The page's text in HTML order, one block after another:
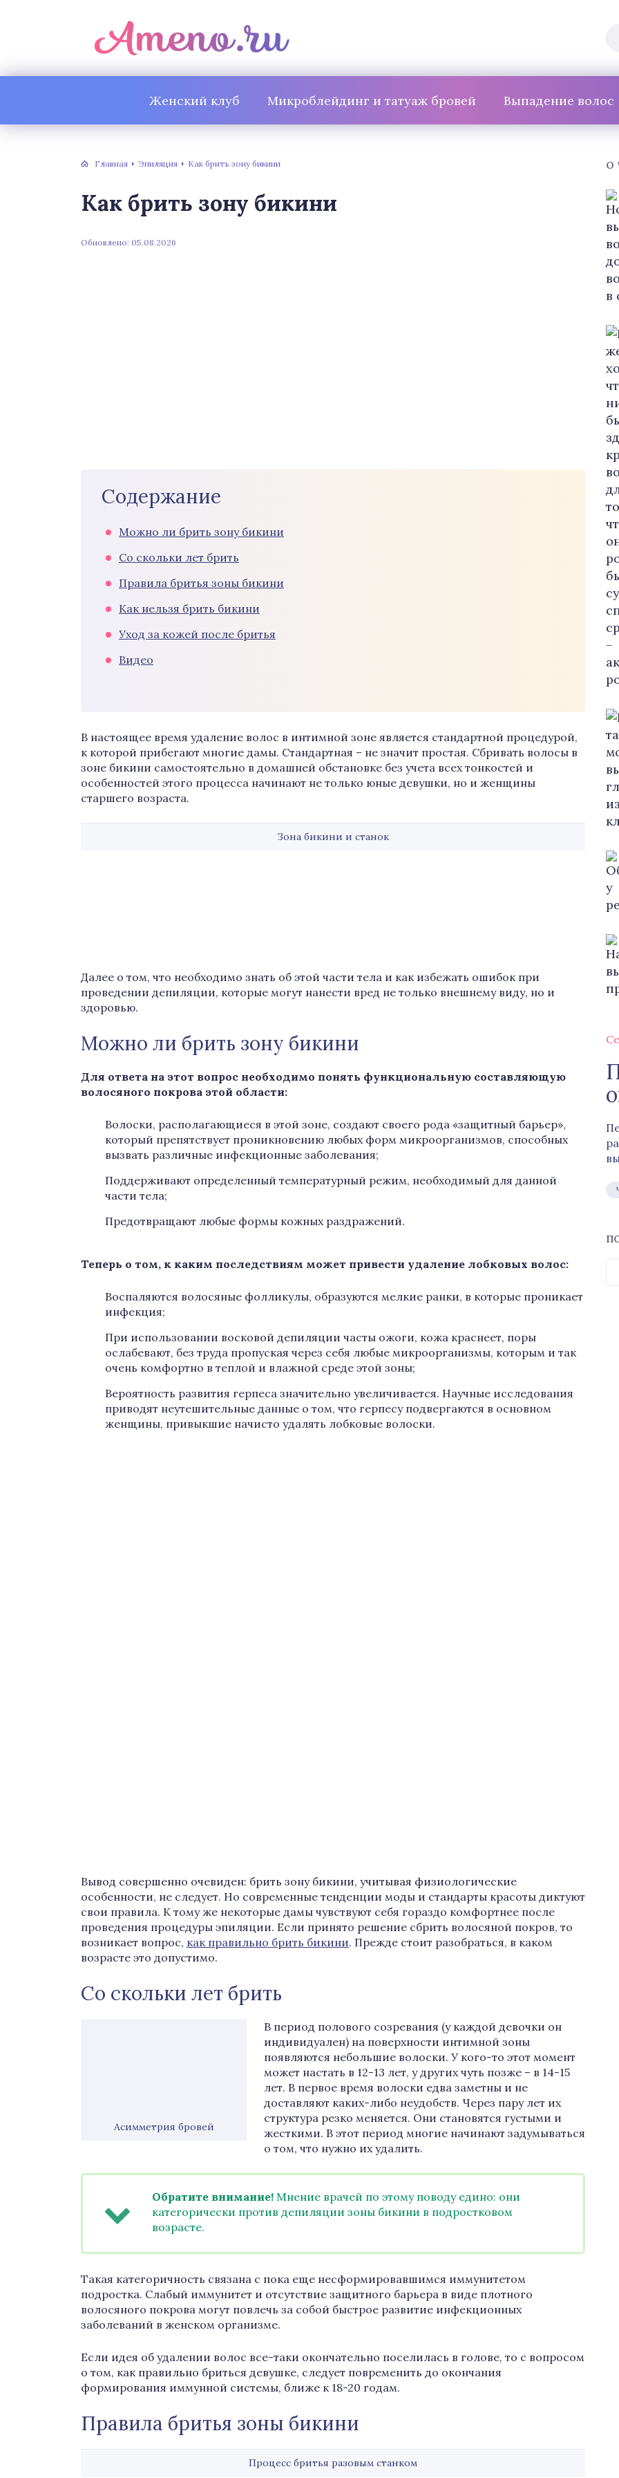
Женский клуб Микроблейдинг и татуаж бровей Выпадение волос
Главная Эпиляция Как брить зону бикини
Как брить зону бикини
Обновлено: 05.08.2026
Содержание
Можно ли брить зону бикини
Со скольки лет брить
Правила бритья зоны бикини
Как нельзя брить бикини
Уход за кожей после бритья
Видео
В настоящее время удаление волос в интимной зоне является стандартной процедурой,
к которой прибегают многие дамы. Стандартная – не значит простая. Сбривать волосы в
зоне бикини самостоятельно в домашней обстановке без учета всех тонкостей и
особенностей этого процесса начинают не только юные девушки, но и женщины
старшего возраста.
Зона бикини и станок
Далее о том, что необходимо знать об этой части тела и как избежать ошибок при
проведении депиляции, которые могут нанести вред не только внешнему виду, но и
здоровью.
Можно ли брить зону бикини
Для ответа на этот вопрос необходимо понять функциональную составляющую
волосяного покрова этой области:
Волоски, располагающиеся в этой зоне, создают своего рода «защитный барьер»,
который препятствует проникновению любых форм микроорганизмов, способных
вызвать различные инфекционные заболевания;
Поддерживают определенный температурный режим, необходимый для данной
части тела;
Предотвращают любые формы кожных раздражений.
Теперь о том, к каким последствиям может привести удаление лобковых волос:
Воспаляются волосяные фолликулы, образуются мелкие ранки, в которые проникает
инфекция;
При использовании восковой депиляции часты ожоги, кожа краснеет, поры
ослабевают, без труда пропуская через себя любые микроорганизмы, которым и так
очень комфортно в теплой и влажной среде этой зоны;
Вероятность развития герпеса значительно увеличивается. Научные исследования
приводят неутешительные данные о том, что герпесу подвергаются в основном
женщины, привыкшие начисто удалять лобковые волоски.
Вывод совершенно очевиден: брить зону бикини, учитывая физиологические
особенности, не следует. Но современные тенденции моды и стандарты красоты диктуют
свои правила. К тому же некоторые дамы чувствуют себя гораздо комфортнее после
проведения процедуры эпиляции. Если принято решение сбрить волосяной покров, то
возникает вопрос, как правильно брить бикини. Прежде стоит разобраться, в каком
возрасте это допустимо.
Со скольки лет брить
Асимметрия бровей
В период полового созревания (у каждой девочки он
индивидуален) на поверхности интимной зоны
появляются небольшие волоски. У кого-то этот момент
может настать в 12-13 лет, у других чуть позже – в 14-15
лет. В первое время волоски едва заметны и не
доставляют каких-либо неудобств. Через пару лет их
структура резко меняется. Они становятся густыми и
жесткими. В этот период многие начинают задумываться
о том, что нужно их удалить.
Обратите внимание! Мнение врачей по этому поводу едино: они
категорически против депиляции зоны бикини в подростковом
возрасте.
Такая категоричность связана с пока еще несформировавшимся иммунитетом
подростка. Слабый иммунитет и отсутствие защитного барьера в виде плотного
волосяного покрова могут повлечь за собой быстрое развитие инфекционных
заболеваний в женском организме.
Если идея об удалении волос все-таки окончательно поселилась в голове, то с вопросом
о том, как правильно бриться девушке, следует повременить до окончания
формирования иммунной системы, ближе к 18-20 годам.
Правила бритья зоны бикини
Процесс бритья разовым станком
О